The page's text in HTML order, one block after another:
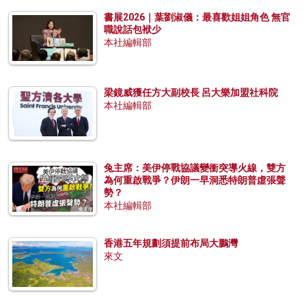
書展2026｜葉劉淑儀：最喜歡姐姐角色 無官
職說話包袱少
本社編輯部
梁鏡威獲任方大副校長 呂大樂加盟社科院
本社編輯部
兔主席：美伊停戰協議變衝突導火線，雙方
為何重啟戰爭？伊朗一早洞悉特朗普虛張聲
勢？
本社編輯部
香港五年規劃須提前布局大鵬灣
來文